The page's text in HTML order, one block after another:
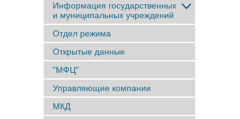
Информация государственных
и муниципальных учреждений
Отдел режима
Открытые данные
"МФЦ"
Управляющие компании
МКД